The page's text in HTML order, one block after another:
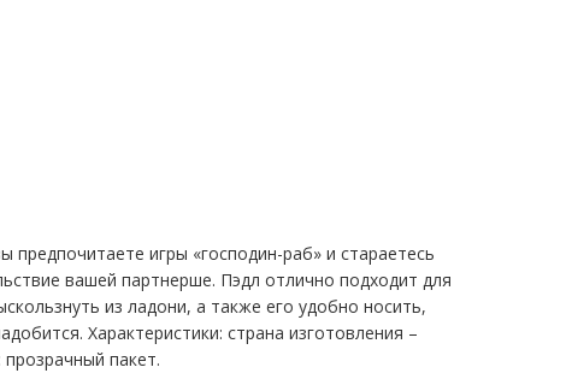
игры «господин-раб» и стараетесь
вашей партнерше. Пэдл отлично подходит для
из ладони, а также его удобно носить,
Характеристики: страна изготовления –
пакет.